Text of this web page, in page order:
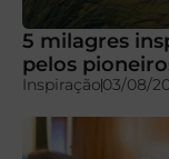
5 milagres
pelos
Inspiração03/08/